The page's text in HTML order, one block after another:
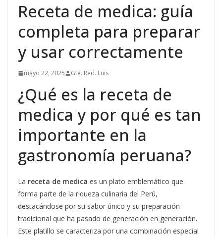
Receta de medica: guía
completa para preparar
y usar correctamente
mayo 22, 2025 Gte. Red. Luis
¿Qué es la receta de
medica y por qué es tan
importante en la
gastronomía peruana?
La receta de medica es un plato emblemático que
forma parte de la riqueza culinaria del Perú,
destacándose por su sabor único y su preparación
tradicional que ha pasado de generación en generación.
Este platillo se caracteriza por una combinación especial